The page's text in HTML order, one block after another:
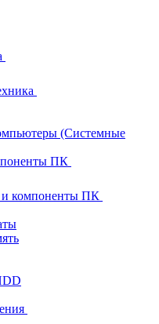
(Системные
ПК
компоненты ПК